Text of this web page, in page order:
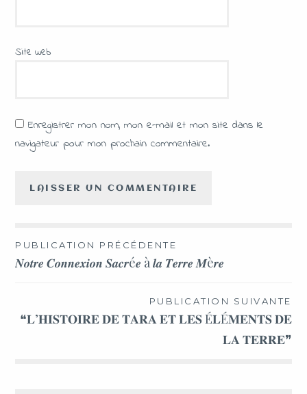
Site web
Enregistrer mon nom, mon e-mail et mon site dans le
navigateur pour mon prochain commentaire.
PUBLICATION PRÉCÉDENTE
𝑵𝒐𝒕𝒓𝒆 𝑪𝒐𝒏𝒏𝒆𝒙𝒊𝒐𝒏 𝑺𝒂𝒄𝒓é𝒆 à 𝒍𝒂 𝑻𝒆𝒓𝒓𝒆 𝑴è𝒓𝒆
PUBLICATION SUIVANTE
❝𝐋’𝐇𝐈𝐒𝐓𝐎𝐈𝐑𝐄 𝐃𝐄 𝐓𝐀𝐑𝐀 𝐄𝐓 𝐋𝐄𝐒 É𝐋É𝐌𝐄𝐍𝐓𝐒 𝐃𝐄
𝐋𝐀 𝐓𝐄𝐑𝐑𝐄❞